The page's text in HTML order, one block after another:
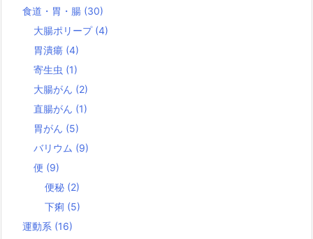
食道・胃・腸 (30)
大腸ポリープ (4)
胃潰瘍 (4)
寄生虫 (1)
大腸がん (2)
直腸がん (1)
胃がん (5)
バリウム (9)
便 (9)
便秘 (2)
下痢 (5)
運動系 (16)